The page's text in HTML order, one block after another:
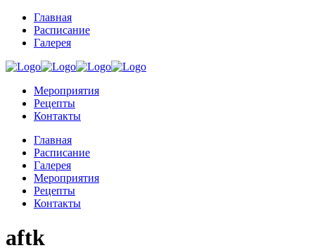
Главная
Расписание
Галерея
Мероприятия
Рецепты
Контакты
Главная
Расписание
Галерея
Мероприятия
Рецепты
Контакты
aftk